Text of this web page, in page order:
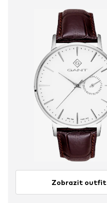
Zobrazit outfit